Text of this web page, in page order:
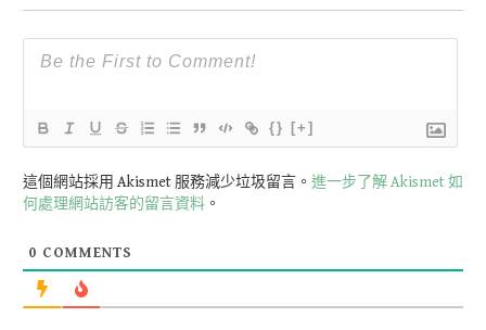
{} [+]
這個網站採用 Akismet 服務減少垃圾留言。 進一步了解 Akismet 如
何處理網站訪客的留言資料 。
0 COMMENTS